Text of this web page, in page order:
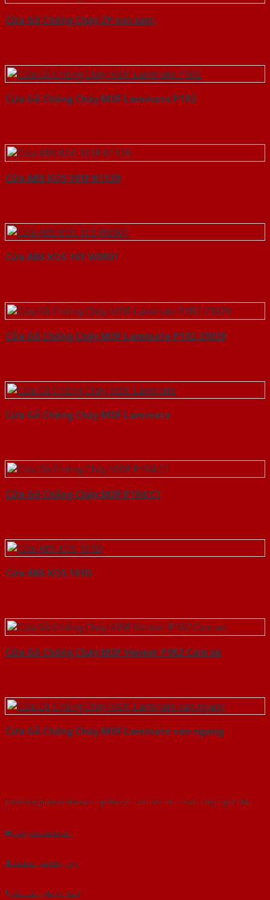
Cửa Gỗ Chống Cháy 2P son xam
Cửa Gỗ Chống Cháy MDF Laminate P1R2
Cửa ABS KOS 101F K1129
Cửa ABS KOS 101 W0901
Cửa Gỗ Chống Cháy MDF Laminate P1R2 23029
Cửa Gỗ Chống Cháy MDF Laminate
Cửa Gỗ Chống Cháy MDF P1R4 C1
Cửa ABS KOS 101D
Cửa Gỗ Chống Cháy MDF Veneer P1R2 Cam xe
Cửa Gỗ Chống Cháy MDF Laminate van ngang
Với kinh nghiệm nhiêu năm nghiên cứu cửa theo tiêu chuẩn công nghệ Châu
Gửi yêu cầu tư vấn
Tải báo giá tổng hợp
Yêu cầu gọi lại (3 phút)